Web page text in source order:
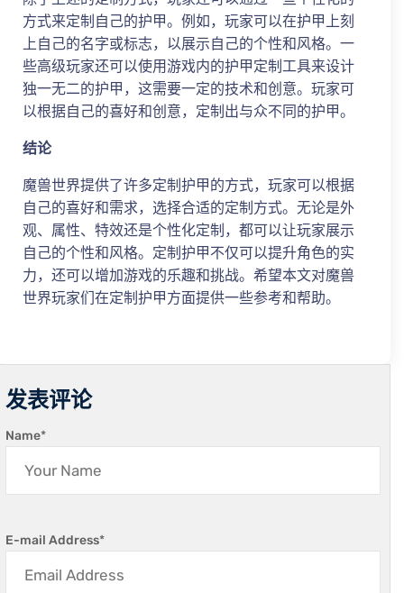
方式来定制自己的护甲。例如，玩家可以在护甲上刻
上自己的名字或标志，以展示自己的个性和风格。一
些高级玩家还可以使用游戏内的护甲定制工具来设计
独一无二的护甲，这需要一定的技术和创意。玩家可
以根据自己的喜好和创意，定制出与众不同的护甲。
结论
魔兽世界提供了许多定制护甲的方式，玩家可以根据
自己的喜好和需求，选择合适的定制方式。无论是外
观、属性、特效还是个性化定制，都可以让玩家展示
自己的个性和风格。定制护甲不仅可以提升角色的实
力，还可以增加游戏的乐趣和挑战。希望本文对魔兽
世界玩家们在定制护甲方面提供一些参考和帮助。
发表评论
Name*
E-mail Address*